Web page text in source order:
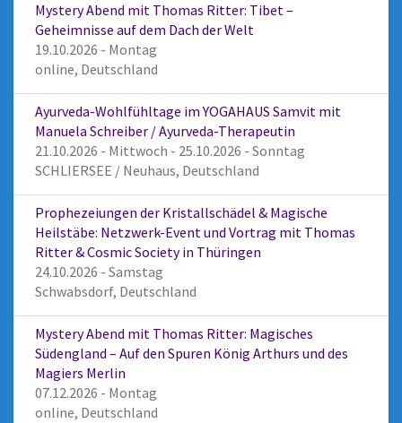
Mystery Abend mit Thomas Ritter: Tibet –
Geheimnisse auf dem Dach der Welt
19.10.2026 - Montag
online, Deutschland
Ayurveda-Wohlfühltage im YOGAHAUS Samvit mit
Manuela Schreiber / Ayurveda-Therapeutin
21.10.2026 - Mittwoch - 25.10.2026 - Sonntag
SCHLIERSEE / Neuhaus, Deutschland
Prophezeiungen der Kristallschädel & Magische
Heilstäbe: Netzwerk-Event und Vortrag mit Thomas
Ritter & Cosmic Society in Thüringen
24.10.2026 - Samstag
Schwabsdorf, Deutschland
Mystery Abend mit Thomas Ritter: Magisches
Südengland – Auf den Spuren König Arthurs und des
Magiers Merlin
07.12.2026 - Montag
online, Deutschland